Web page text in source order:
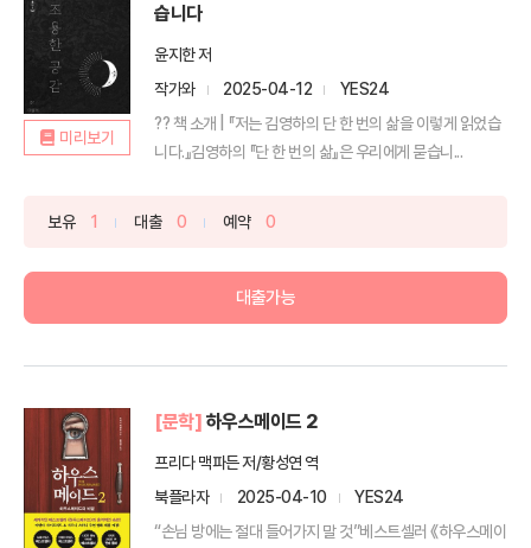
미리보기
습니다
윤지한 저
작가와
2025-04-12
YES24
?? 책 소개 | 『저는 김영하의 단 한 번의 삶을 이렇게 읽었습
니다.』김영하의 『단 한 번의 삶』은 우리에게 묻습니...
보유 1 대출 0 예약 0
대출가능
[문학] 하우스메이드 2
프리다 맥파든 저/황성연 역
북플라자
2025-04-10
YES24
“손님 방에는 절대 들어가지 말 것”베스트셀러 《하우스메이